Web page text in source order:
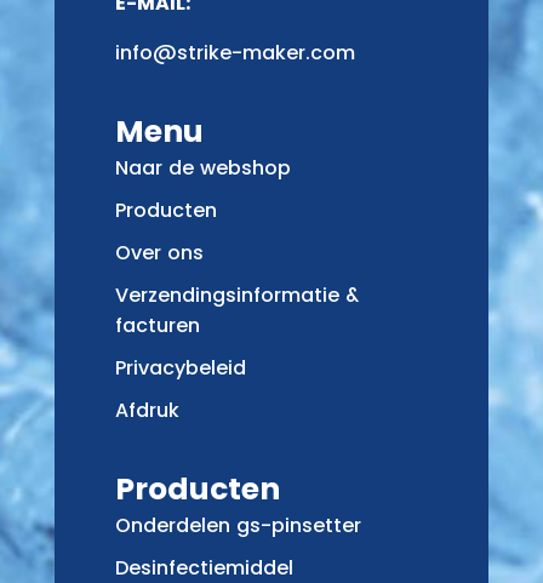
info@strike-maker.com
Menu
Naar de webshop
Producten
Over ons
Verzendingsinformatie &
facturen
Privacybeleid
Afdruk
Producten
Onderdelen gs-pinsetter
Desinfectiemiddel